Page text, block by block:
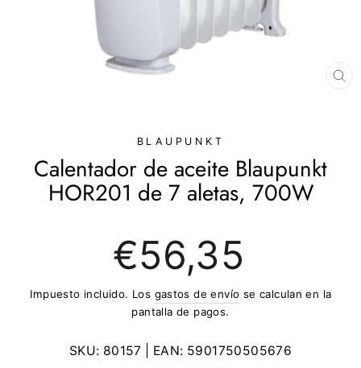
BLAUPUNKT
Calentador de aceite Blaupunkt
HOR201 de 7 aletas, 700W
regular
€56,35
Impuesto incluido. Los gastos de envío se calculan en la
pantalla de pagos.
SKU: 80157 | EAN: 5901750505676